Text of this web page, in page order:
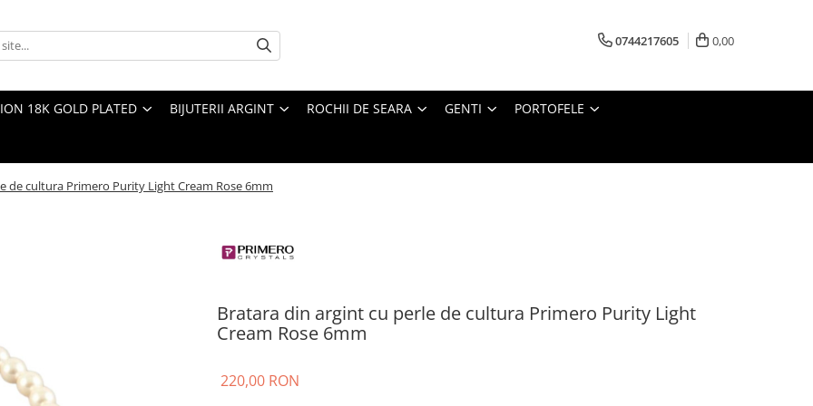
0744217605 0,00
18K GOLD PLATED BIJUTERII ARGINT ROCHII DE SEARA GENTI PORTOFELE
de cultura Primero Purity Light Cream Rose 6mm
Bratara din argint cu perle de cultura Primero Purity Light
Cream Rose 6mm
220,00 RON